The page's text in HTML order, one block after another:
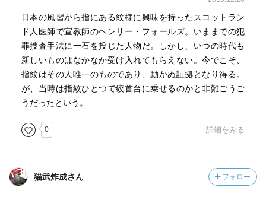
ただ、意外とフォールズのことが記述されている量が少な
いなとは思っていたが、
読了後に英語のタイトルを見直すと、日本語とは全然ちが
った。
直訳すれば「指紋ー犯罪捜査の起源と法科学で解決された
殺人」。
せめて「指紋を発見した男たち」にした方が良かったので
は。
日本の風習から指にある紋様に興味を持ったスコットラン
ド人医師で宣教師のヘンリー・フォールズ。いままでの犯
罪捜査手法に一石を投じた人物だ。しかし、いつの時代も
新しいものはなかなか受け入れてもらえない。今でこそ、
指紋はその人唯一のものであり、動かぬ証拠となり得る。
が、当時は指紋ひとつで絞首台に乗せるのかと非難ごうご
うだったという。
0 詳細をみる
猫武炸成さん フォロー